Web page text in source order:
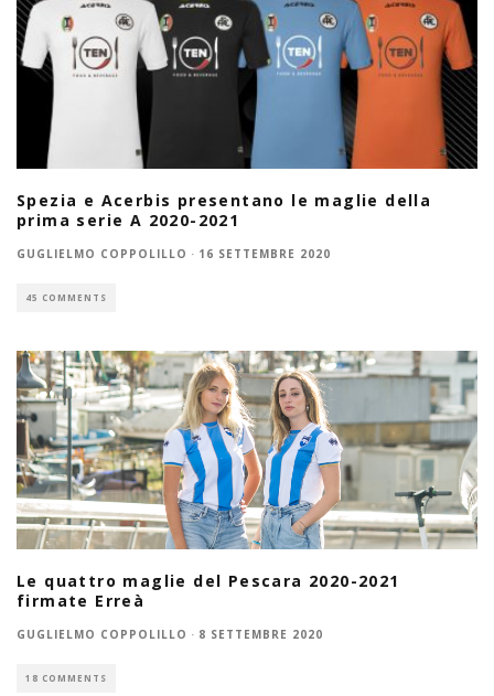
Spezia e Acerbis presentano le maglie della
prima serie A 2020-2021
GUGLIELMO COPPOLILLO · 16 SETTEMBRE 2020
45 COMMENTS
Le quattro maglie del Pescara 2020-2021
firmate Erreà
GUGLIELMO COPPOLILLO · 8 SETTEMBRE 2020
18 COMMENTS